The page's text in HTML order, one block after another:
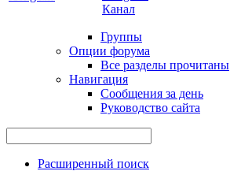
Группы
Опции форума
Все разделы прочитаны
Навигация
Сообщения за день
Руководство сайта
Расширенный поиск